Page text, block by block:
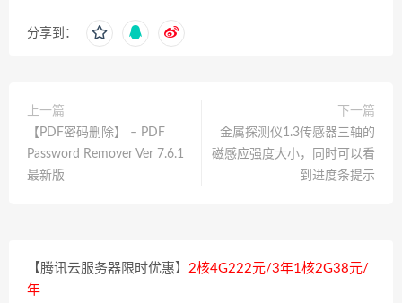
分享到：
上一篇
【PDF密码删除】 – PDF
Password Remover Ver 7.6.1
最新版
下一篇
金属探测仪1.3传感器三轴的
磁感应强度大小，同时可以看
到进度条提示
【腾讯云服务器限时优惠】 2核4G222元/3年1核2G38元/
年